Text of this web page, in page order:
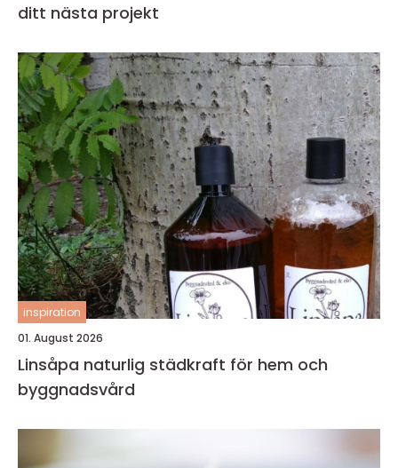
ditt nästa projekt
inspiration
01. August 2026
Linsåpa naturlig städkraft för hem och
byggnadsvård